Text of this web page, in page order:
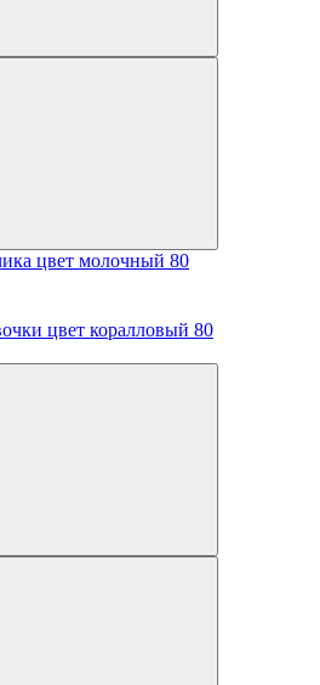
цвет молочный 80